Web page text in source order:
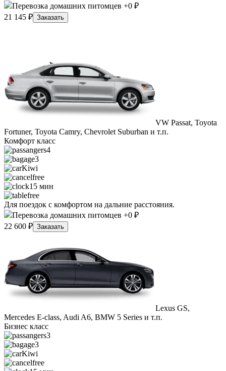
Перевозка домашних питомцев +0 ₽
21 145 ₽ Заказать
VW Passat, Toyota
Fortuner, Toyota Camry, Chevrolet Suburban и т.п.
Комфорт класс
4
3
Kiwi
free
15 мин
free
Для поездок с комфортом на дальние расстояния.
Перевозка домашних питомцев +0 ₽
22 600 ₽ Заказать
Lexus GS,
Mercedes E-class, Audi A6, BMW 5 Series и т.п.
Бизнес класс
3
3
Kiwi
free